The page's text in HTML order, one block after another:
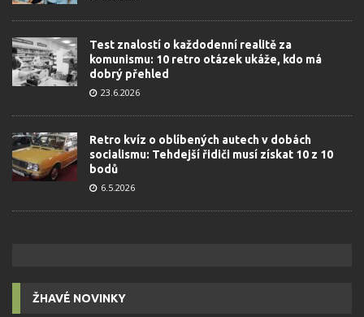
Test znalostí o každodenní realitě za
komunismu: 10 retro otázek ukáže, kdo má
dobrý přehled
23.6.2026
Retro kvíz o oblíbených autech v dobách
socialismu: Tehdejší řidiči musí získat 10 z 10
bodů
6.5.2026
ŽHAVÉ NOVINKY